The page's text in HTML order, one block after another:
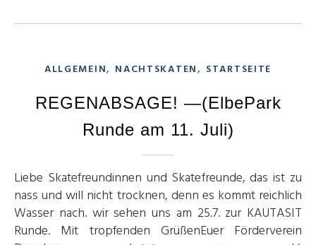
ALLGEMEIN, NACHTSKATEN, STARTSEITE
REGENABSAGE! —(ElbePark
Runde am 11. Juli)
Liebe Skatefreundinnen und Skatefreunde, das ist zu
nass und will nicht trocknen, denn es kommt reichlich
Wasser nach. wir sehen uns am 25.7. zur KAUTASIT
Runde. Mit tropfenden GrüßenEuer Förderverein